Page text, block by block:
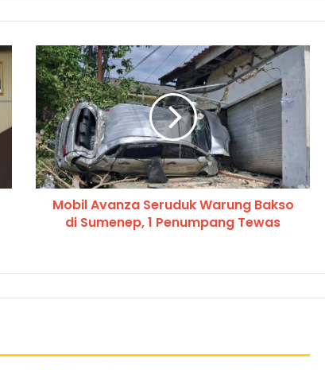
Mobil Avanza Seruduk Warung Bakso
di Sumenep, 1 Penumpang Tewas